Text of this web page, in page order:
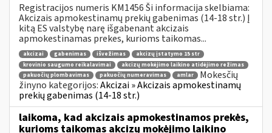
Registracijos numeris KM1456 Ši informacija skelbiama:
Akcizais apmokestinamų prekių gabenimas (14-18 str.) Į
kitą ES valstybę narę išgabenant akcizais
apmokestinamas prekes, kurioms taikomas...
akcizai gabenimas išvežimas
akcizų įstatymo 15 str
krovinio saugumo reikalavimai
akcizų mokėjimo laikino atidėjimo režimas
pakuočių plombavimas
pakuočių numeravimas amlar
Mokesčių
žinyno kategorijos:Akcizai » Akcizais apmokestinamų
prekių gabenimas (14-18 str.)
laikoma, kad akcizais apmokestinamos prekės,
kurioms taikomas akcizų mokėjimo laikino